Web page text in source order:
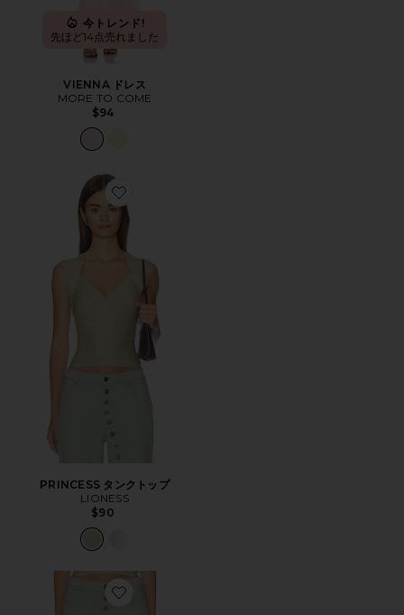
今トレンド!
先ほど14点売れました
VIENNA ドレス
MORE TO COME
$94
PRINCESS タンクトップ
LIONESS
$90